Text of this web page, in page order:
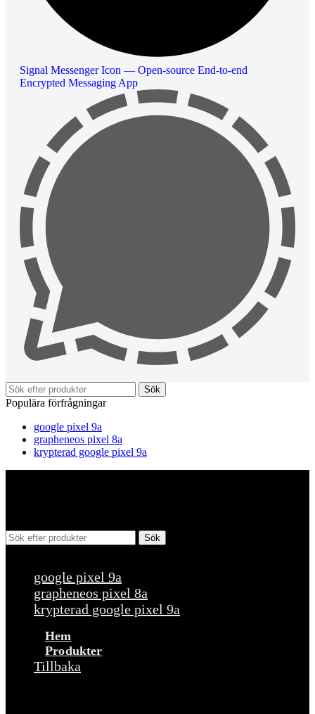
Signal Messenger Icon — Open-source End-to-end
Encrypted Messaging App
Sök
Populära förfrågningar
google pixel 9a
grapheneos pixel 8a
krypterad google pixel 9a
Sök
google pixel 9a
grapheneos pixel 8a
krypterad google pixel 9a
Hem
Produkter
Tillbaka